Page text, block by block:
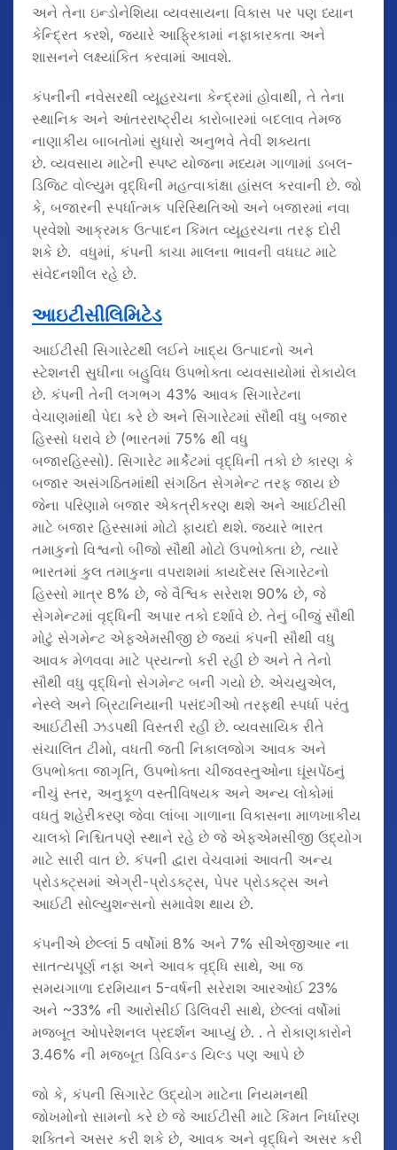
અને તેના ઇન્ડોનેશિયા વ્યવસાયના વિકાસ પર પણ ધ્યાન
કેન્દ્રિત કરશે, જ્યારે આફ્રિકામાં નફાકારકતા અને
શાસનને લક્ષ્યાંકિત કરવામાં આવશે.
કંપનીની નવેસરથી વ્યૂહરચના કેન્દ્રમાં હોવાથી, તે તેના
સ્થાનિક અને આંતરરાષ્ટ્રીય કારોબારમાં બદલાવ તેમજ
નાણાકીય બાબતોમાં સુધારો અનુભવે તેવી શક્યતા
છે. વ્યવસાય માટેની સ્પષ્ટ યોજના મધ્યમ ગાળામાં ડબલ-
ડિજિટ વોલ્યુમ વૃદ્ધિની મહત્વાકાંક્ષા હાંસલ કરવાની છે. જો
કે, બજારની સ્પર્ધાત્મક પરિસ્થિતિઓ અને બજારમાં નવા
પ્રવેશો આક્રમક ઉત્પાદન કિંમત વ્યૂહરચના તરફ દોરી
શકે છે. વધુમાં, કંપની કાચા માલના ભાવની વધઘટ માટે
સંવેદનશીલ રહે છે.
આઇટીસીલિમિટેડ
આઈટીસી સિગારેટથી લઈને ખાદ્ય ઉત્પાદનો અને
સ્ટેશનરી સુધીના બહુવિધ ઉપભોક્તા વ્યવસાયોમાં રોકાયેલ
છે. કંપની તેની લગભગ 43% આવક સિગારેટના
વેચાણમાંથી પેદા કરે છે અને સિગારેટમાં સૌથી વધુ બજાર
હિસ્સો ધરાવે છે (ભારતમાં 75% થી વધુ
બજારહિસ્સો). સિગારેટ માર્કેટમાં વૃદ્ધિની તકો છે કારણ કે
બજાર અસંગઠિતમાંથી સંગઠિત સેગમેન્ટ તરફ જાય છે
જેના પરિણામે બજાર એકત્રીકરણ થશે અને આઈટીસી
માટે બજાર હિસ્સામાં મોટો ફાયદો થશે. જ્યારે ભારત
તમાકુનો વિશ્વનો બીજો સૌથી મોટો ઉપભોક્તા છે, ત્યારે
ભારતમાં કુલ તમાકુના વપરાશમાં કાયદેસર સિગારેટનો
હિસ્સો માત્ર 8% છે, જે વૈશ્વિક સરેરાશ 90% છે, જે
સેગમેન્ટમાં વૃદ્ધિની અપાર તકો દર્શાવે છે. તેનું બીજું સૌથી
મોટું સેગમેન્ટ એફએમસીજી છે જ્યાં કંપની સૌથી વધુ
આવક મેળવવા માટે પ્રયત્નો કરી રહી છે અને તે તેનો
સૌથી વધુ વૃદ્ધિનો સેગમેન્ટ બની ગયો છે. એચયુએલ,
નેસ્લે અને બ્રિટાનિયાની પસંદગીઓ તરફથી સ્પર્ધા પરંતુ
આઈટીસી ઝડપથી વિસ્તરી રહી છે. વ્યવસાયિક રીતે
સંચાલિત ટીમો, વધતી જતી નિકાલજોગ આવક અને
ઉપભોક્તા જાગૃતિ, ઉપભોક્તા ચીજવસ્તુઓના ઘૂંસપેંઠનું
નીચું સ્તર, અનુકૂળ વસ્તીવિષયક અને અન્ય લોકોમાં
વધતું શહેરીકરણ જેવા લાંબા ગાળાના વિકાસના માળખાકીય
ચાલકો નિશ્ચિતપણે સ્થાને રહે છે જે એફએમસીજી ઉદ્યોગ
માટે સારી વાત છે. કંપની દ્વારા વેચવામાં આવતી અન્ય
પ્રોડક્ટ્સમાં એગ્રી-પ્રોડક્ટ્સ, પેપર પ્રોડક્ટ્સ અને
આઈટી સોલ્યુશન્સનો સમાવેશ થાય છે.
કંપનીએ છેલ્લાં 5 વર્ષોમાં 8% અને 7% સીએજીઆર ના
સાતત્યપૂર્ણ નફા અને આવક વૃદ્ધિ સાથે, આ જ
સમયગાળા દરમિયાન 5-વર્ષની સરેરાશ આરઓઈ 23%
અને ~33% ની આરોસીઈ ડિલિવરી સાથે, છેલ્લાં વર્ષોમાં
મજબૂત ઓપરેશનલ પ્રદર્શન આપ્યું છે. . તે રોકાણકારોને
3.46% ની મજબૂત ડિવિડન્ડ યિલ્ડ પણ આપે છે
જો કે, કંપની સિગારેટ ઉદ્યોગ માટેના નિયમનથી
જોખમોનો સામનો કરે છે જે આઈટીસી માટે કિંમત નિર્ધારણ
શક્તિને અસર કરી શકે છે, આવક અને વૃદ્ધિને અસર કરી